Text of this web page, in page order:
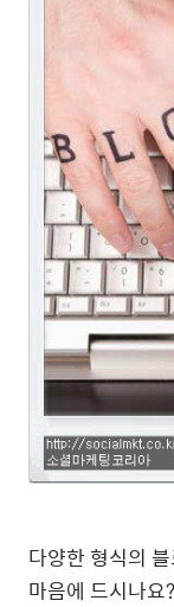
다양한 형식의
마음에 드시나요